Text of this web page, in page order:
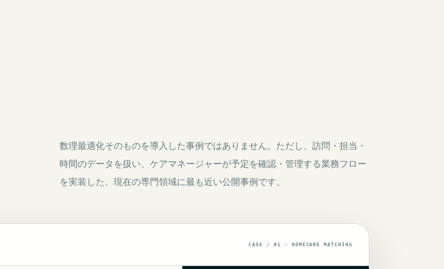
数理最適化そのものを導入した事例ではありません。ただし、訪問・担当・
時間のデータを扱い、ケアマネージャーが予定を確認・管理する業務フロー
を実装した、現在の専門領域に最も近い公開事例です。
CASE / 01 - HOMECARE MATCHING